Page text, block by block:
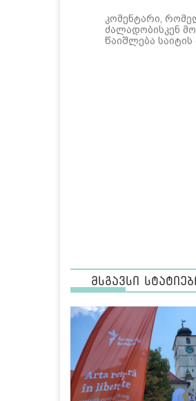
კომენტარი,
ძალადობისკენ
წაიშლება
მსგავსი